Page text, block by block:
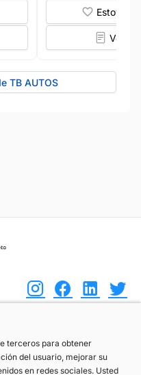
Estoy
Ver
TB AUTOS
terceros para obtener
del usuario, mejorar su
en redes sociales. Usted
terceros para obtener
del usuario, mejorar su
en redes sociales. Usted
(+34) 744 408 070
info@motoreto.com